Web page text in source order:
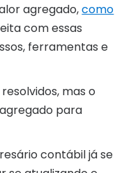
agregado,como
com essas
ferramentas e
mas o
para
contábil já se